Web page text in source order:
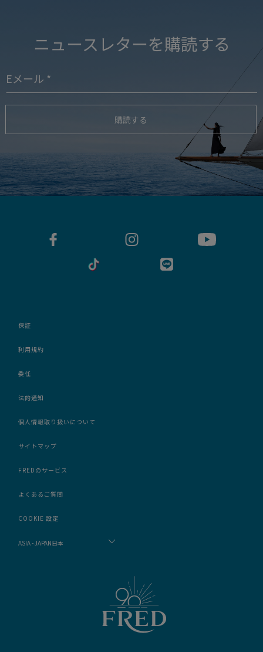
ニュースレターを購読する
購読する
保証
利用規約
委任
法的通知
個人情報取り扱いについて
サイトマップ
FREDのサービス
よくあるご質問
COOKIE 設定
ASIA - JAPAN日本